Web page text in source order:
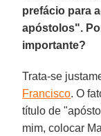
prefácio para
apóstolos".
importante?
Trata-se
Francisco. O
título de
mim, colocar